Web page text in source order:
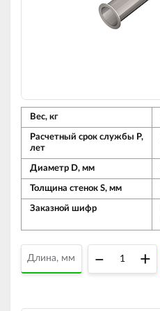
Вес, кг
Расчетный срок службы Р,
лет
Диаметр D, мм
Толщина стенок S, мм
Заказной шифр
– +